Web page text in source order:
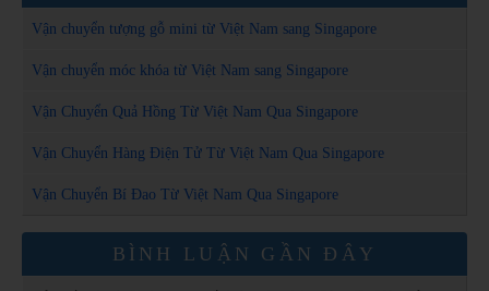
Vận chuyển tượng gỗ mini từ Việt Nam sang Singapore
Vận chuyển móc khóa từ Việt Nam sang Singapore
Vận Chuyển Quả Hồng Từ Việt Nam Qua Singapore
Vận Chuyển Hàng Điện Tử Từ Việt Nam Qua Singapore
Vận Chuyển Bí Đao Từ Việt Nam Qua Singapore
BÌNH LUẬN GẦN ĐÂY